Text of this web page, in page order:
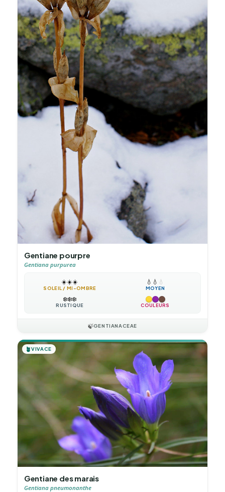
Gentiane pourpre
Gentiana purpurea
☀️☀️☀️
SOLEIL / MI-OMBRE
💧 💧 💧
MOYEN
❄️❄️❄️
RUSTIQUE COULEURS
🍃GENTIANACEAE
🪴VIVACE
Gentiane des marais
Gentiana pneumonanthe